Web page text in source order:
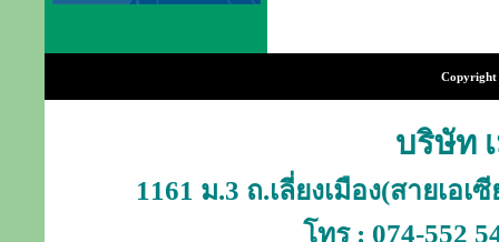
Copyright
บริษัท
1161 ม.3 ถ.เลี่ยงเมือง(สายเอ
โทร : 074-552